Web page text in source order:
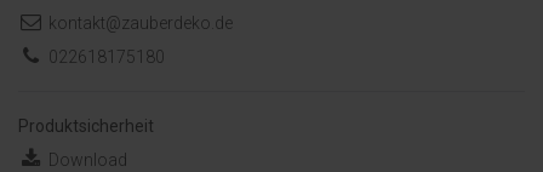
kontakt@zauberdeko.de
022618175180
Produktsicherheit
Download